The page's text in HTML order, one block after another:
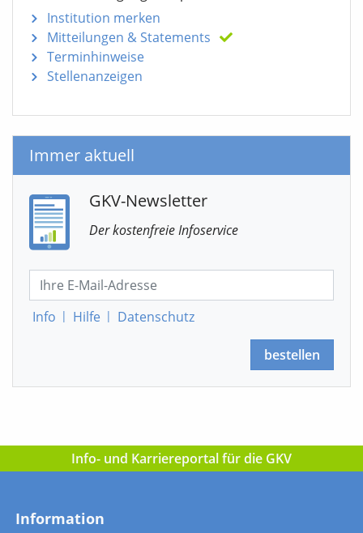
Institution merken
Mitteilungen & Statements
Terminhinweise
Stellenanzeigen
Immer aktuell
GKV-Newsletter
Der kostenfreie Infoservice
Info | Hilfe | Datenschutz
bestellen
Info- und Karriereportal für die GKV
Information